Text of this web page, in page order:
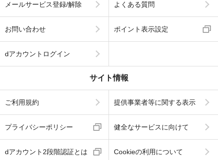
メールサービス登録/解除 よくある質問
お問い合わせ ポイント表示設定
dアカウントログイン
サイト情報
ご利用規約 提供事業者等に関する表示
プライバシーポリシー 健全なサービスに向けて
dアカウント2段階認証とは Cookieの利用について